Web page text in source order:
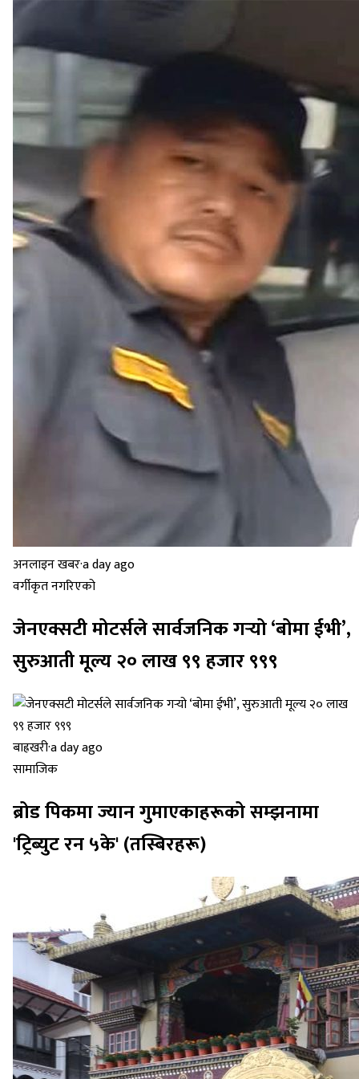
अनलाइन खबर·a day ago
वर्गीकृत नगरिएको
जेनएक्सटी मोटर्सले सार्वजनिक गर्‍यो ‘बोमा ईभी’,
सुरुआती मूल्य २० लाख ९९ हजार ९९९
बाह्रखरी·a day ago
सामाजिक
ब्रोड पिकमा ज्यान गुमाएकाहरूको सम्झनामा
'ट्रिब्युट रन ५के' (तस्बिरहरू)